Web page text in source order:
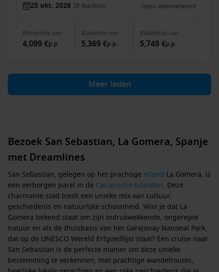
25 okt. 2026 20 Nachten Geen alternatieven
Binnenhutvan
4,099 €p.p.
Buitenhutvan
5,369 €p.p.
Balkonhutvan
5,749 €p.p.
Meer laden
Bezoek San Sebastian, La Gomera, Spanje
met Dreamlines
San Sebastian, gelegen op het prachtige eiland La Gomera, is
een verborgen parel in de Canarische Eilanden. Deze
charmante stad biedt een unieke mix van cultuur,
geschiedenis en natuurlijke schoonheid. Wist je dat La
Gomera bekend staat om zijn indrukwekkende, ongerepte
natuur en als de thuisbasis van het Garajonay National Park,
dat op de UNESCO Wereld Erfgoedlijst staat? Een cruise naar
San Sebastian is de perfecte manier om deze unieke
bestemming te verkennen, met prachtige wandelroutes,